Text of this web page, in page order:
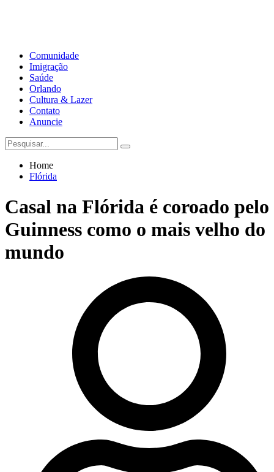
Comunidade
Imigração
Saúde
Orlando
Cultura & Lazer
Contato
Anuncie
Home
Flórida
Casal na Flórida é coroado pelo
Guinness como o mais velho do
mundo